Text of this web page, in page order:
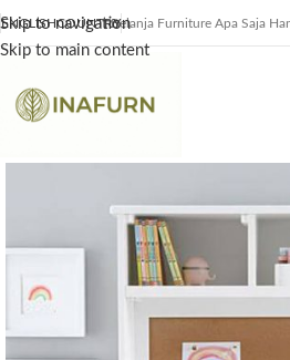
Skip to navigation
Skip to main content
ENGLISHCOUNTRYBelanja Furniture Apa Saja